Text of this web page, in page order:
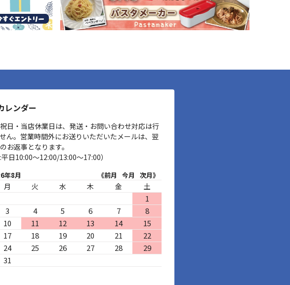
レンダー
日・当店休業日は、発送・お問い合わせ対応は行
ん。営業時間外にお送りいただいたメールは、翌
お返事となります。
:平日10:00～12:00/13:00～17:00）
年8月 《前月 今月 次月》
月 火 水 木 金 土
1
3 4 5 6 7
8
10 11 12 13 14
15
17 18 19 20 21
22
24 25 26 27 28
29
31